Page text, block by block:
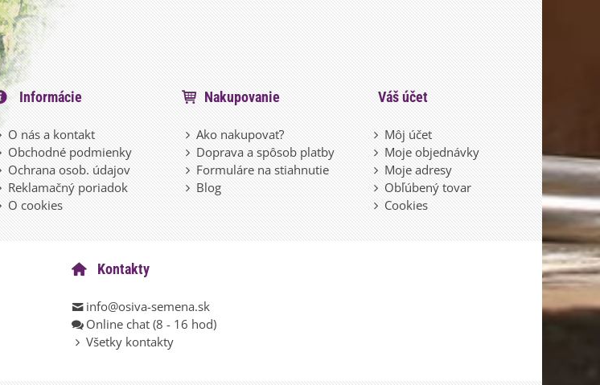
Informácie
O nás a kontakt
Obchodné podmienky
Ochrana osob. údajov
Reklamačný poriadok
O cookies
Nakupovanie
Ako nakupovať?
Doprava a spôsob platby
Formuláre na stiahnutie
Blog
Váš účet
Môj účet
Moje objednávky
Moje adresy
Obľúbený tovar
Cookies
Kontakty
info@osiva-semena.sk
Online chat (8 - 16 hod)
Všetky kontakty